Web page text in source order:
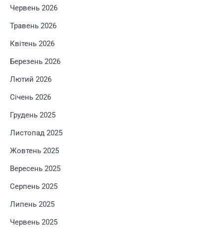
Червень 2026
Травень 2026
Квітень 2026
Березень 2026
Лютий 2026
Січень 2026
Грудень 2025
Листопад 2025
Жовтень 2025
Вересень 2025
Серпень 2025
Липень 2025
Червень 2025